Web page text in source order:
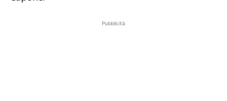
Pubblicità